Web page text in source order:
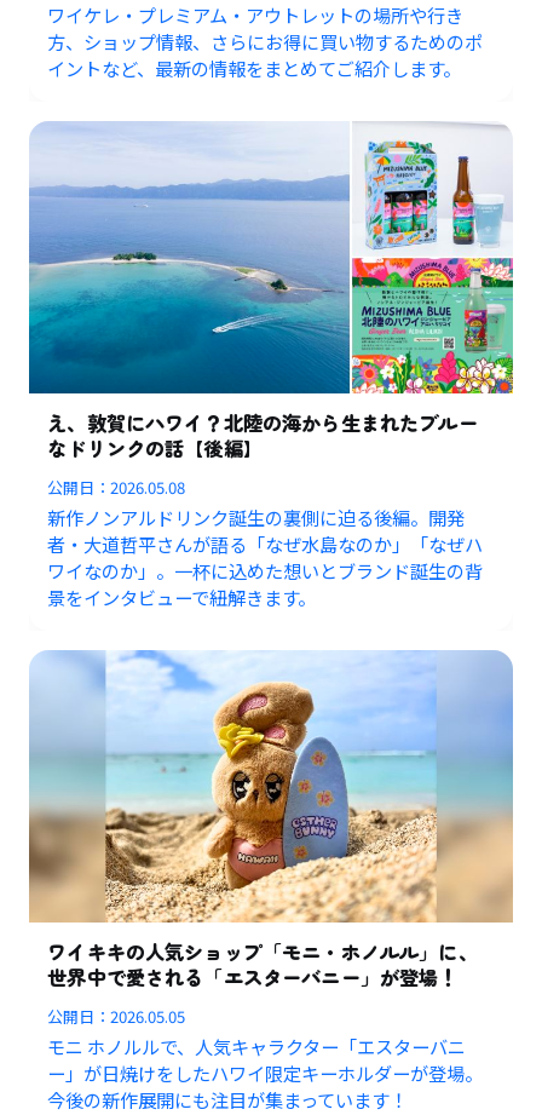
ワイケレ・プレミアム・アウトレットの場所や行き
方、ショップ情報、さらにお得に買い物するためのポ
イントなど、最新の情報をまとめてご紹介します。
え、敦賀にハワイ？北陸の海から生まれたブルー
なドリンクの話【後編】
公開日：2026.05.08
新作ノンアルドリンク誕生の裏側に迫る後編。開発
者・大道哲平さんが語る「なぜ水島なのか」「なぜハ
ワイなのか」。一杯に込めた想いとブランド誕生の背
景をインタビューで紐解きます。
ワイキキの人気ショップ「モニ・ホノルル」に、
世界中で愛される「エスターバニー」が登場！
公開日：2026.05.05
モニ ホノルルで、人気キャラクター「エスターバニ
ー」が日焼けをしたハワイ限定キーホルダーが登場。
今後の新作展開にも注目が集まっています！